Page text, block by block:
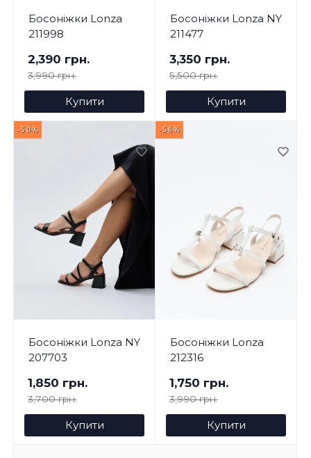
Босоніжки Lonza
211998
2,390 грн.
3,990 грн.
Купити
Босоніжки Lonza NY
211477
3,350 грн.
5,500 грн.
Купити
-50%
Босоніжки Lonza NY
207703
1,850 грн.
3,700 грн.
Купити
-56%
Босоніжки Lonza
212316
1,750 грн.
3,990 грн.
Купити